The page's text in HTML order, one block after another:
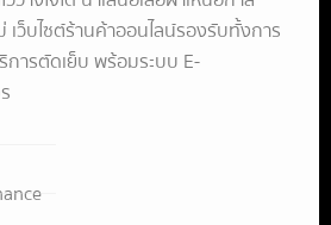
เว็บไซต์ร้านค้าออนไลน์รองรับทั้งการ
ารตัดเย็บ พร้อมระบบ E-